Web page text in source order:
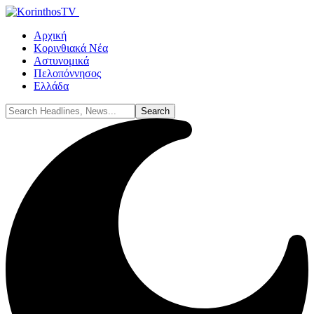
Αρχική
Κορινθιακά Νέα
Αστυνομικά
Πελοπόννησος
Ελλάδα